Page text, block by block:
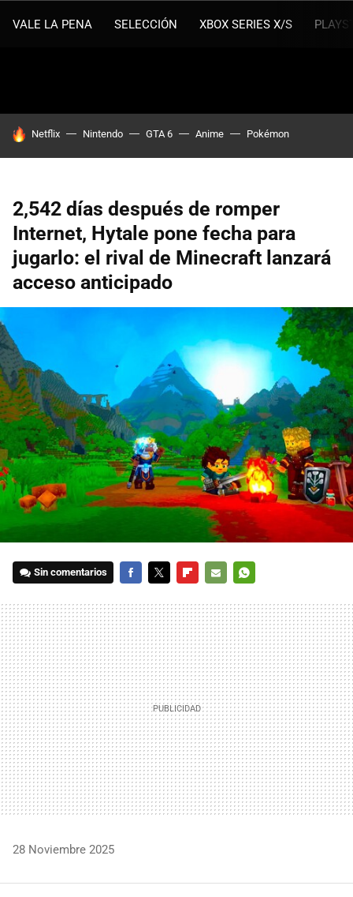
VALE LA PENA SELECCIÓN XBOX SERIES X/S
HOY SE HABLA DE
Netflix Nintendo GTA 6 Anime Pokémon
2,542 días después de romper
Internet, Hytale pone fecha para
jugarlo: el rival de Minecraft lanzará
acceso anticipado
Sin comentarios
MAIL
28 Noviembre 2025